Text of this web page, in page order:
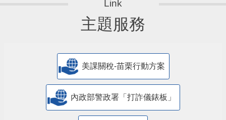
主題服務
美課關稅-苗栗行動方案
內政部警政署「打詐儀錶板」